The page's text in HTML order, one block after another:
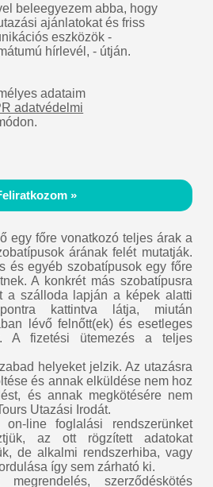
beleegyezem abba, hogy
ajánlatokat és friss
eszközök -
hírlevél, - útján.
adataim
adatvédelmi
»
egy főre vonatkozó teljes árak a
árának felét mutatják.
és egyéb szobatípusok egy főre
A konkrét más szobatípusra
a szálloda lapján a képek alatti
kattintva látja, miután
lévő felnőtt(ek) és esetleges
A fizetési ütemezés a teljes
helyeket jelzik. Az utazásra
és annak elküldése nem hoz
és annak megkötésére nem
Utazási Irodát.
line foglalási rendszerünket
az ott rögzített adatokat
de alkalmi rendszerhiba, vagy
így sem zárható ki.
szerződéskötés